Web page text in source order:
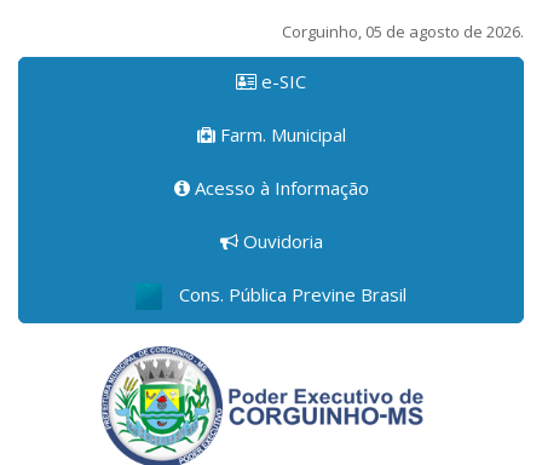
Corguinho, 05 de agosto de 2026.
e-SIC
Farm. Municipal
Acesso à Informação
Ouvidoria
Cons. Pública Previne Brasil